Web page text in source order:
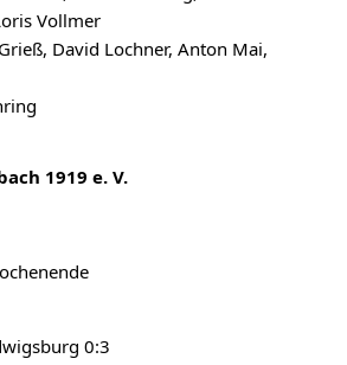
Vollmer
David Lochner, Anton Mai,
1919 e. V.
0:3